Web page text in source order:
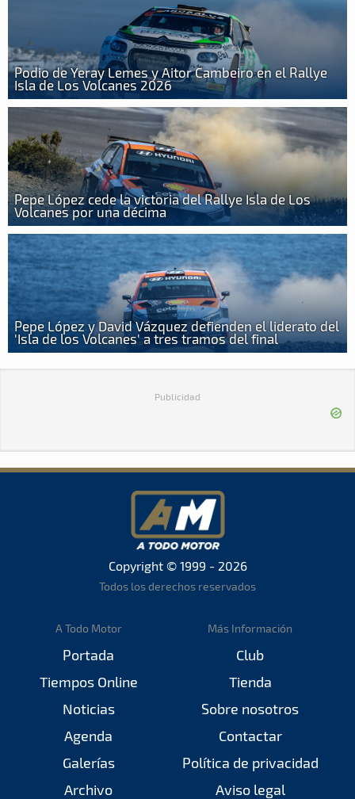
Podio de Yeray Lemes y Aitor Cambeiro en el Rallye
Isla de Los Volcanes 2026
Pepe López cede la victoria del Rallye Isla de Los
Volcanes por una décima
Pepe López y David Vázquez defienden el liderato del
'Isla de los Volcanes' a tres tramos del final
Publicidad
Copyright © 1999 - 2026
Todos los derechos reservados
A Todo Motor
Portada
Tiempos Online
Noticias
Agenda
Galerías
Archivo
Más Información
Club
Tienda
Sobre nosotros
Contactar
Política de privacidad
Aviso legal